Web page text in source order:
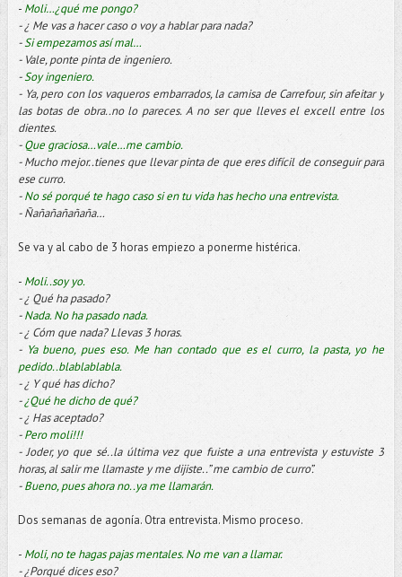
- Moli…¿qué me pongo?
- ¿ Me vas a hacer caso o voy a hablar para nada?
-Si empezamos así mal…
- Vale, ponte pinta de ingeniero.
-Soy ingeniero.
- Ya, pero con los vaqueros embarrados, la camisa de Carrefour, sin afeitar y
las botas de obra..no lo pareces. A no ser que lleves el excell entre los
dientes.
-Que graciosa…vale…me cambio.
- Mucho mejor..tienes que llevar pinta de que eres difícil de conseguir para
ese curro.
-No sé porqué te hago caso si en tu vida has hecho una entrevista.
- Ñañañañañaña…
Se va y al cabo de 3 horas empiezo a ponerme histérica.
- Moli..soy yo.
- ¿ Qué ha pasado?
-Nada. No ha pasado nada.
- ¿ Cóm que nada? Llevas 3 horas.
- Ya bueno, pues eso. Me han contado que es el curro, la pasta, yo he
pedido..blablablabla.
- ¿ Y qué has dicho?
-¿Qué he dicho de qué?
- ¿ Has aceptado?
-Pero moli!!!
- Joder, yo que sé..la última vez que fuiste a una entrevista y estuviste 3
horas, al salir me llamaste y me dijiste..” me cambio de curro”.
-Bueno, pues ahora no..ya me llamarán.
Dos semanas de agonía. Otra entrevista. Mismo proceso.
- Moli, no te hagas pajas mentales. No me van a llamar.
- ¿Porqué dices eso?